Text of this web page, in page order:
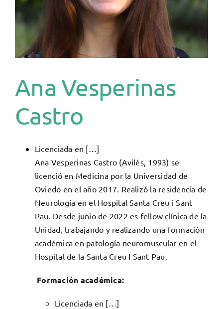
Ana Vesperinas
Castro
Licenciada en […]
Ana Vesperinas Castro (Avilés, 1993) se
licenció en Medicina por la Universidad de
Oviedo en el año 2017. Realizó la residencia de
Neurología en el Hospital Santa Creu i Sant
Pau. Desde junio de 2022 es fellow clínica de la
Unidad, trabajando y realizando una formación
académica en patología neuromuscular en el
Hospital de la Santa Creu I Sant Pau.
Formación académica:
Licenciada en […]